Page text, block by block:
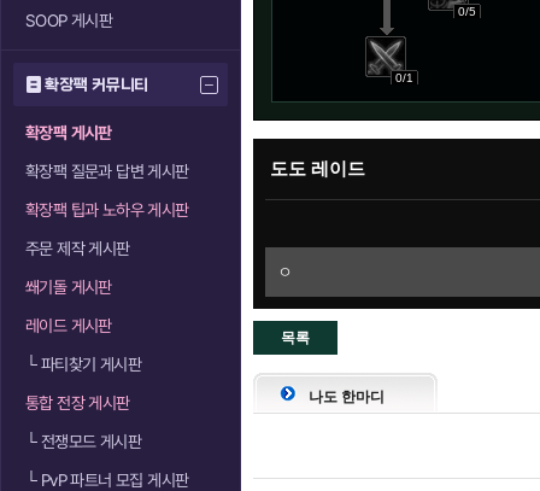
SOOP 게시판
확장팩 커뮤니티
확장팩 게시판
확장팩 질문과 답변 게시판
확장팩 팁과 노하우 게시판
주문 제작 게시판
쐐기돌 게시판
레이드 게시판
└파티찾기 게시판
통합 전장 게시판
└전쟁모드 게시판
└PvP 파트너 모집 게시판
0/5
0/1
도도 레이드
ㅇ
목록
으로
나도 한마디